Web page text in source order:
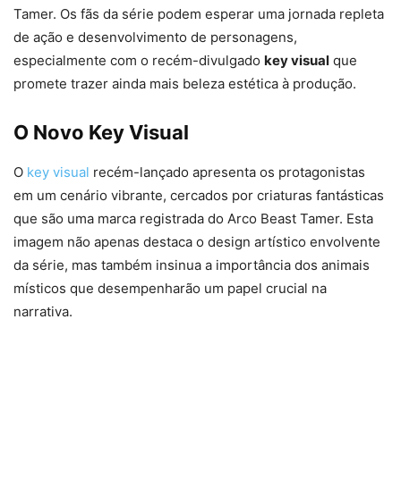
Tamer. Os fãs da série podem esperar uma jornada repleta
de ação e desenvolvimento de personagens,
especialmente com o recém-divulgado key visual que
promete trazer ainda mais beleza estética à produção.
O Novo Key Visual
O key visual recém-lançado apresenta os protagonistas
em um cenário vibrante, cercados por criaturas fantásticas
que são uma marca registrada do Arco Beast Tamer. Esta
imagem não apenas destaca o design artístico envolvente
da série, mas também insinua a importância dos animais
místicos que desempenharão um papel crucial na
narrativa.